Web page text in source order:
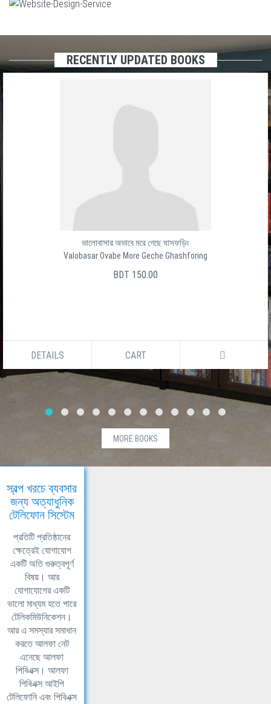
RECENTLY UPDATED BOOKS
ভালোবাসার অভাবে মরে গেছে ঘাসফড়িং
Valobasar Ovabe More Geche Ghashforing
BDT 150.00
DETAILS CART
MORE BOOKS
স্বল্প খরচে ব্যবসার
জন্য অত্যাধুনিক
টেলিফোন সিস্টেম
প্রতিটি প্রতিষ্ঠানের
ক্ষেত্রেই যোগাযোগ
একটি অতি গুরুত্বপূর্ণ
বিষয়। আর
যোগাযোগের একটি
ভালো মাধ্যম হতে পারে
টেলিকমিউনিকেশন।
আর এ সমস্যার সমাধান
করতে আলফা নেট
এনেছে আলফা
পিবিএক্স। আলফা
পিবিএক্স আইপি
টেলিফোনি এবং পিবিএক্স